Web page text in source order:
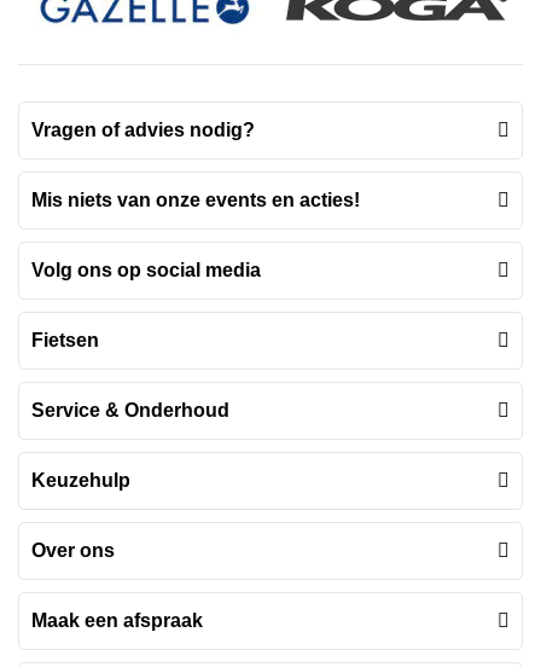
Vragen of advies nodig?
Mis niets van onze events en acties!
Volg ons op social media
Fietsen
Service & Onderhoud
Keuzehulp
Over ons
Maak een afspraak